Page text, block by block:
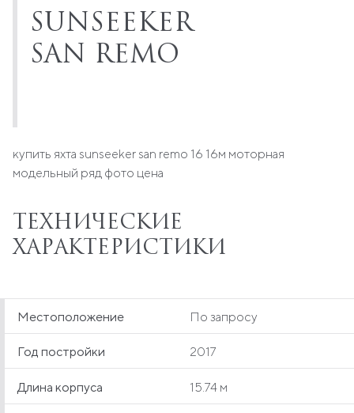
SUNSEEKER
SAN REMO
купить яхта sunseeker san remo 16 16м моторная
модельный ряд фото цена
ТЕХНИЧЕСКИЕ
ХАРАКТЕРИСТИКИ
Местоположение По запросу
Год постройки 2017
Длина корпуса 15.74 м